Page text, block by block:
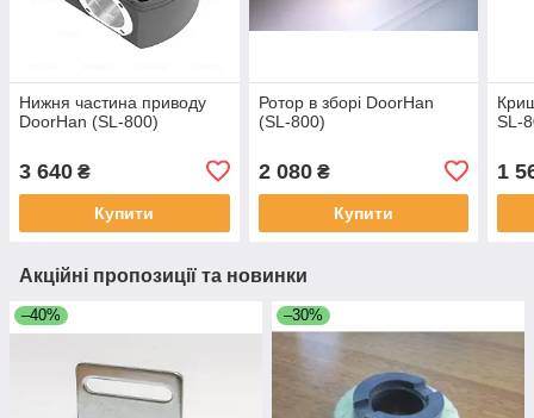
Нижня частина приводу
DoorHan (SL-800)
3 640 ₴
Купити
Ротор в зборі DoorHan
(SL-800)
2 080₴
Купити
SL-
1
Акційні пропозиції та новинки
–40% –30%